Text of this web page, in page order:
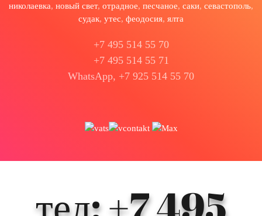
николаевка, новый свет, отрадное, песчаное, саки, севастополь,
судак, утес, феодосия, ялта
+7 495 514 55 70
+7 495 514 55 71
WhatsApp, +7 925 514 55 70